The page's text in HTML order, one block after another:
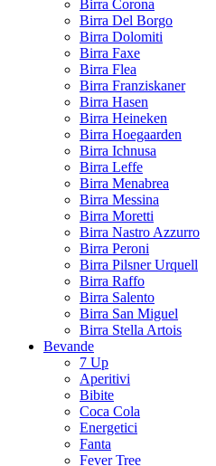
Birra Corona
Birra Del Borgo
Birra Dolomiti
Birra Faxe
Birra Flea
Birra Franziskaner
Birra Hasen
Birra Heineken
Birra Hoegaarden
Birra Ichnusa
Birra Leffe
Birra Menabrea
Birra Messina
Birra Moretti
Birra Nastro Azzurro
Birra Peroni
Birra Pilsner Urquell
Birra Raffo
Birra Salento
Birra San Miguel
Birra Stella Artois
Bevande
7 Up
Aperitivi
Bibite
Coca Cola
Energetici
Fanta
Fever Tree